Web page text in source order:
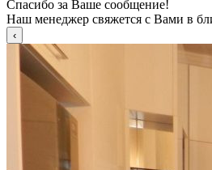
Спасибо за Ваше сообщение!
Наш менеджер свяжется с Вами в